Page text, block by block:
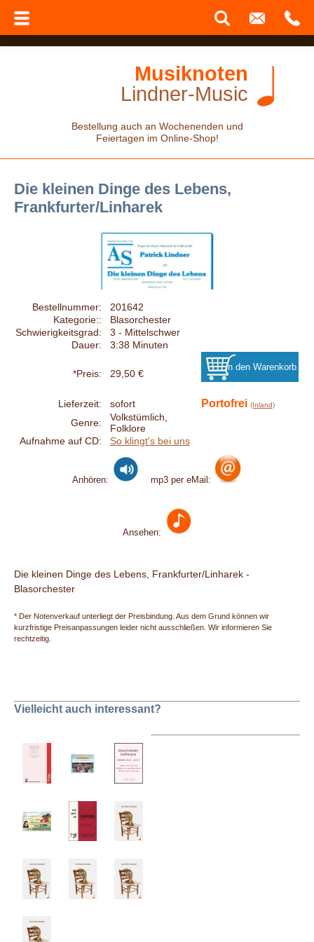
Musiknoten
Lindner-Music
Bestellung auch an Wochenenden und
Feiertagen im Online-Shop!
Die kleinen Dinge des Lebens,
Frankfurter/Linharek
Bestellnummer:
201642
Kategorie::
Blasorchester
Schwierigkeitsgrad:
3 - Mittelschwer
Dauer:
3:38 Minuten
*Preis: 29,50 €
Lieferzeit: sofort Portofrei (Inland)
Genre:
Volkstümlich,
Folklore
Aufnahme auf CD:
So klingt's bei uns
Anhören: mp3 per eMail:
Ansehen:
Die kleinen Dinge des Lebens, Frankfurter/Linharek -
Blasorchester
* Der Notenverkauf unterliegt der Preisbindung. Aus dem Grund können wir
kurzfristige Preisanpassungen leider nicht ausschließen. Wir informieren Sie
rechtzeitig.
Vielleicht auch interessant?